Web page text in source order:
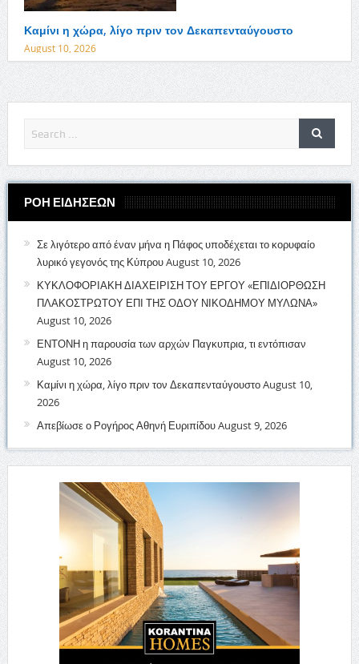
Καμίνι η χώρα, λίγο πριν τον Δεκαπενταύγουστο
August 10, 2026
ΡΟΗ ΕΙΔΗΣΕΩΝ
Σε λιγότερο από έναν μήνα η Πάφος υποδέχεται το κορυφαίο
λυρικό γεγονός της ΚύπρουAugust 10, 2026
ΚΥΚΛΟΦΟΡΙΑΚΗ ΔΙΑΧΕΙΡΙΣΗ ΤΟΥ ΕΡΓΟΥ «ΕΠΙΔΙΟΡΘΩΣΗ
ΠΛΑΚΟΣΤΡΩΤΟΥ ΕΠΙ ΤΗΣ ΟΔΟΥ ΝΙΚΟΔΗΜΟΥ ΜΥΛΩΝΑ»
August 10, 2026
ΕΝΤΟΝΗ η παρουσία των αρχών Παγκυπρια, τι εντόπισαν
August 10, 2026
Καμίνι η χώρα, λίγο πριν τον ΔεκαπενταύγουστοAugust 10,
2026
Απεβίωσε ο Ρογήρος Αθηνή ΕυριπίδουAugust 9, 2026